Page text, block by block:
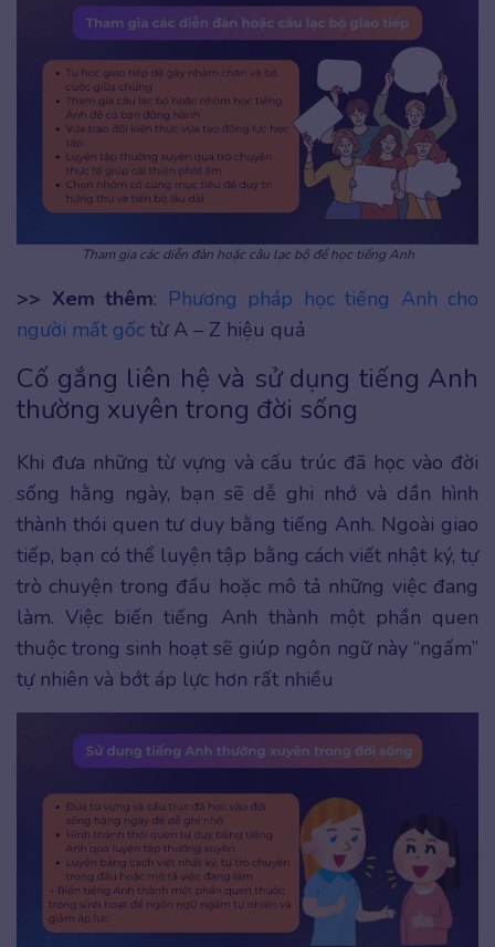
Tham gia các diễn đàn hoặc câu lạc bộ để học tiếng Anh
>> Xem thêm: Phương pháp học tiếng Anh cho
người mất gốc từ A – Z hiệu quả
Cố gắng liên hệ và sử dụng tiếng Anh
thường xuyên trong đời sống
Khi đưa những từ vựng và cấu trúc đã học vào đời
sống hằng ngày, bạn sẽ dễ ghi nhớ và dần hình
thành thói quen tư duy bằng tiếng Anh. Ngoài giao
tiếp, bạn có thể luyện tập bằng cách viết nhật ký, tự
trò chuyện trong đầu hoặc mô tả những việc đang
làm. Việc biến tiếng Anh thành một phần quen
thuộc trong sinh hoạt sẽ giúp ngôn ngữ này “ngấm”
tự nhiên và bớt áp lực hơn rất nhiều